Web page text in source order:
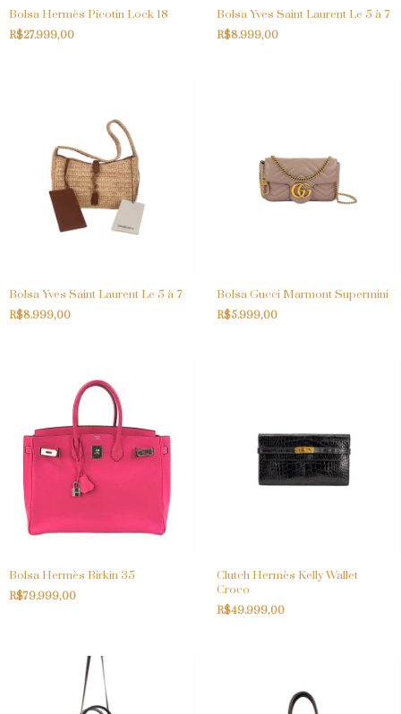
Bolsa Hermès Picotin Lock 18
R$27.999,00
Bolsa Yves Saint Laurent Le 5 à 7
R$8.999,00
Bolsa Yves Saint Laurent Le 5 à 7
R$8.999,00
Bolsa Gucci Marmont Supermini
R$5.999,00
Bolsa Hermès Birkin 35
R$79.999,00
Clutch Hermès Kelly Wallet
Croco
R$49.999,00